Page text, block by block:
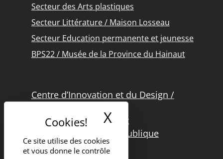
Ce site utilise des cookies
et vous donne le contrôle
X Masquer le
Secteur des Arts plastiques
Secteur Littérature / Maison Losseau
Secteur Education permanente et jeunesse
BPS22 / Musée de la Province du Hainaut
Centre d’Innovation et du Design /
Office des Métiers d’Art
Secteur de la Lecture Publique
Bibliothèque Langlois